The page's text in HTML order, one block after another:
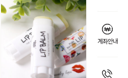
계좌안내